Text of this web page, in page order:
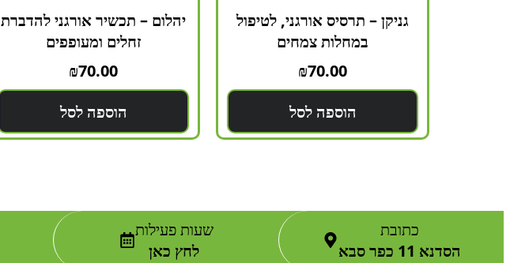
גניקן – תרסיס אורגני, לטיפול
במחלות צמחים
₪70.00
הוספה לסל
יהלום – תכשיר אורגני להדברת
זחלים ומעופפים
₪70.00
הוספה לסל
כתובת
הסדנא 11 כפר סבא
שעות פעילות
לחץ כאן